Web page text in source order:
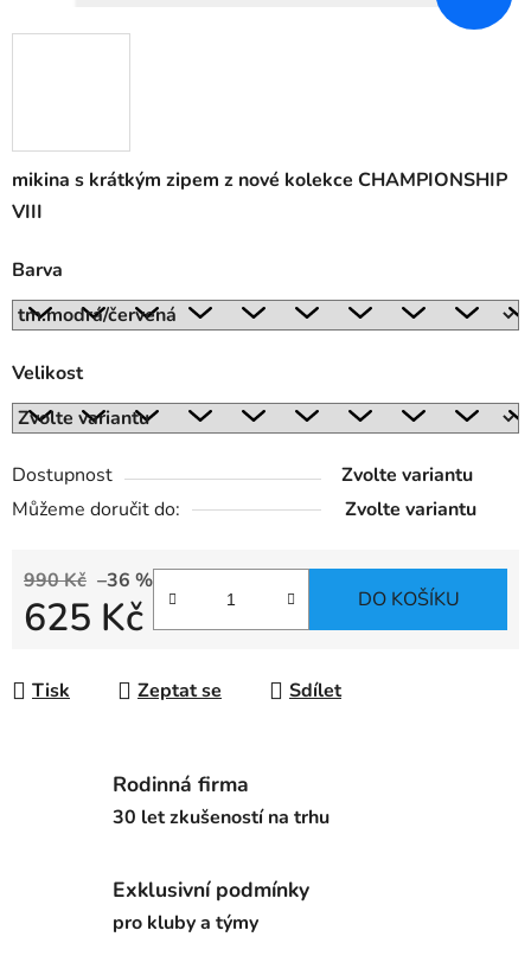
mikina s krátkým zipem z nové kolekce CHAMPIONSHIP
VIII
Barva
Velikost
Dostupnost
Zvolte variantu
Můžeme doručit do:
Zvolte variantu
990 Kč –36 %
625 Kč DO KOŠÍKU
Tisk Zeptat se Sdílet
Rodinná firma
30 let zkušeností na trhu
Exklusivní podmínky
pro kluby a týmy